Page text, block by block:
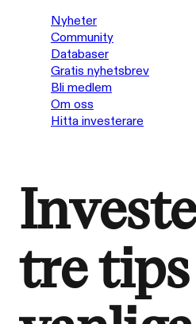
Nyheter
Community
Databaser
Gratis nyhetsbrev
Bli medlem
Om oss
Hitta investerare
tre